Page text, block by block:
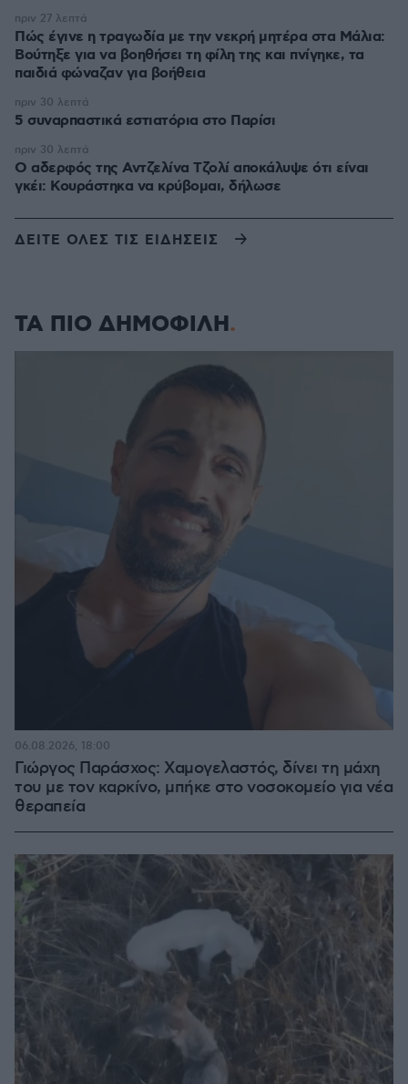
Πώς έγινε η τραγωδία με την νεκρή μητέρα στα Μάλια:
Βούτηξε για να βοηθήσει τη φίλη της και πνίγηκε, τα
παιδιά φώναζαν για βοήθεια
πριν 27 λεπτά
5 συναρπαστικά εστιατόρια στο Παρίσι
πριν 30 λεπτά
Ο αδερφός της Αντζελίνα Τζολί αποκάλυψε ότι είναι
γκέι: Κουράστηκα να κρύβομαι, δήλωσε
πριν 30 λεπτά
ΔΕΙΤΕ ΟΛΕΣ ΤΙΣ ΕΙΔΗΣΕΙΣ
ΤΑ ΠΙΟ ΔΗΜΟΦΙΛΗ
Γιώργος Παράσχος: Χαμογελαστός, δίνει τη μάχη
του με τον καρκίνο, μπήκε στο νοσοκομείο για νέα
θεραπεία
06.08.2026, 18:00